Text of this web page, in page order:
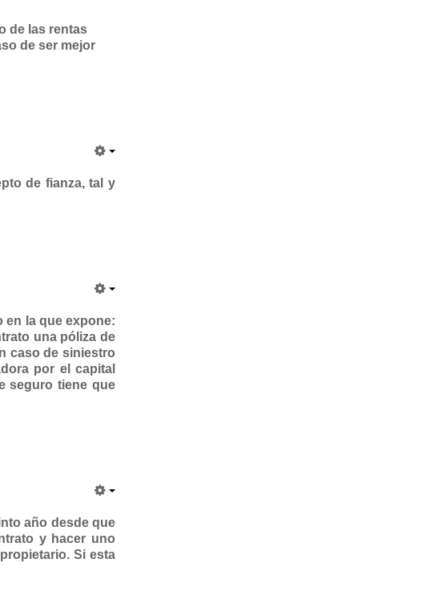
de las rentas
de ser mejor
de fianza, tal y
en la que expone:
una póliza de
caso de siniestro
por el capital
seguro tiene que
año desde que
y hacer uno
Si esta